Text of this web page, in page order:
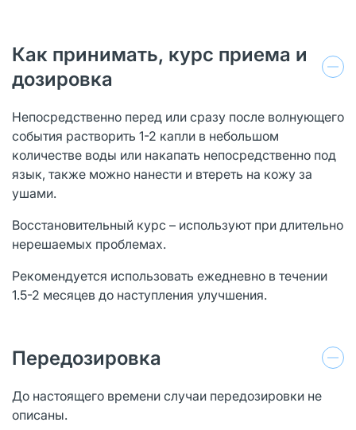
Как принимать, курс приема и
дозировка
Непосредственно перед или сразу после волнующего
события растворить 1-2 капли в небольшом
количестве воды или накапать непосредственно под
язык, также можно нанести и втереть на кожу за
ушами.
Восстановительный курс – используют при длительно
нерешаемых проблемах.
Рекомендуется использовать ежедневно в течении
1.5-2 месяцев до наступления улучшения.
Передозировка
До настоящего времени случаи передозировки не
описаны.